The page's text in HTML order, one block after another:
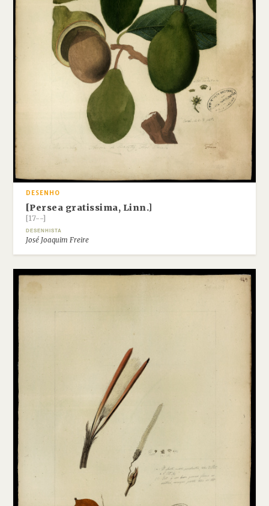
DESENHO
[Persea gratissima, Linn.]
[17--]
DESENHISTA
José Joaquim Freire